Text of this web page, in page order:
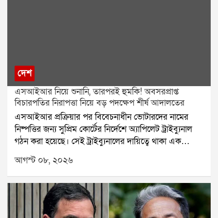
দেশ
এসআইআর নিয়ে শুনানি, তারপরই হুমকি! অবসরপ্রাপ্ত
বিচারপতির নিরাপত্তা নিয়ে বড় পদক্ষেপ শীর্ষ আদালতের
এসআইআর প্রক্রিয়ার পর বিবেচনাধীন ভোটারদের নামের
নিষ্পত্তির জন্য সুপ্রিম কোর্টের নির্দেশে অ্যাপিলেট ট্রাইব্যুনাল
গঠন করা হয়েছে। সেই ট্রাইব্যুনালের দায়িত্বে থাকা এক
অবসরপ্রাপ্ত বিচারপতির নিরাপত্তা নিয়ে এবার প্রশ্ন উঠল।
হুমকি, পথ দুর্ঘটনা এবং বাড়িতে চিঠি আসার অভিযোগের পর
বিষয়টি পৌঁছল সুপ্রিম কোর্টে। এবার নিরাপত্তার বিষয়টি
খতিয়ে দেখে প্রয়োজনীয় ব্যবস্থা নেওয়ার জন্য কলকাতা
হাইকোর্টের প্রধান বিচারপতিকে নির্দেশ দিল শীর্ষ আদালত।
অবসরপ্রাপ্ত ওই বিচারপতির ছেলে তাঁর বাবার নিরাপত্তা নিয়ে
আগস্ট ০৮, ২০২৬